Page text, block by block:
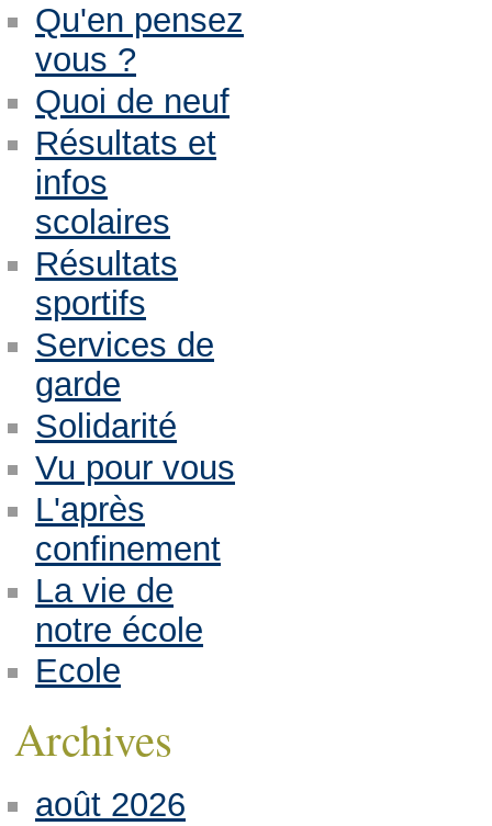
Qu'en pensez
vous ?
Quoi de neuf
Résultats et
infos
scolaires
Résultats
sportifs
Services de
garde
Solidarité
Vu pour vous
L'après
confinement
La vie de
notre école
Ecole
Archives
août 2026